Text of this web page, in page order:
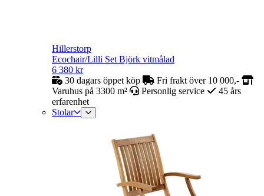
Hillerstorp
Ecochair/Lilli Set Björk vitmålad
6 380 kr
30 dagars öppet köp
Fri frakt över 10 000,-
Varuhus på 3300 m²
Personlig service
45 års
erfarenhet
Stolar